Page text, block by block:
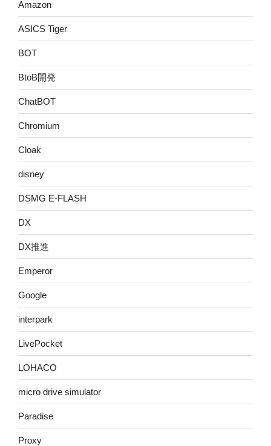
Amazon
ASICS Tiger
BOT
BtoB開発
ChatBOT
Chromium
Cloak
disney
DSMG E-FLASH
DX
DX推進
Emperor
Google
interpark
LivePocket
LOHACO
micro drive simulator
Paradise
Proxy